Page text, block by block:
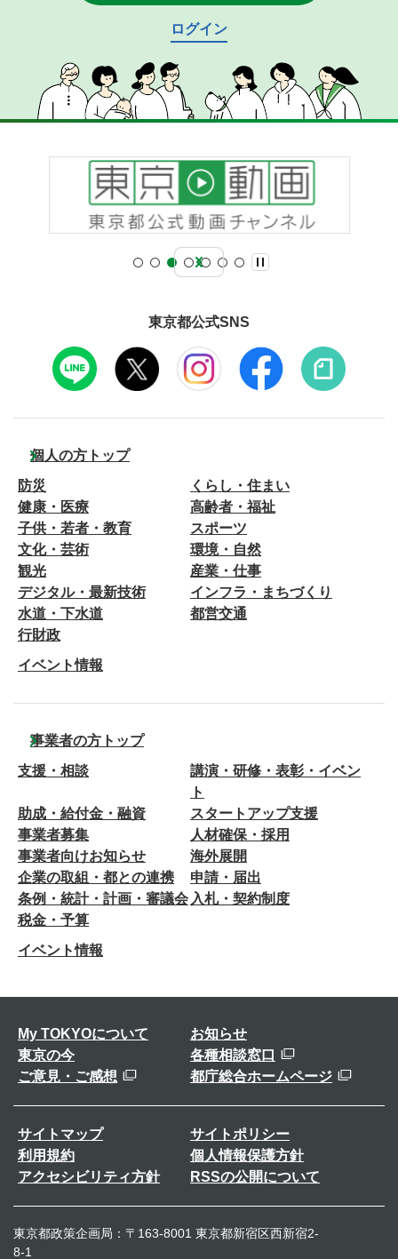
ログイン
東京都公式SNS
個人の方トップ
防災
くらし・住まい
健康・医療
高齢者・福祉
子供・若者・教育
スポーツ
文化・芸術
環境・自然
観光
産業・仕事
デジタル・最新技術
インフラ・まちづくり
水道・下水道
都営交通
行財政
イベント情報
事業者の方トップ
支援・相談
講演・研修・表彰・イベン
ト
助成・給付金・融資
スタートアップ支援
事業者募集
人材確保・採用
事業者向けお知らせ
海外展開
企業の取組・都との連携
申請・届出
条例・統計・計画・審議会 入札・契約制度
税金・予算
イベント情報
My TOKYOについて
お知らせ
東京の今
各種相談窓口
ご意見・ご感想
都庁総合ホームページ
サイトマップ
サイトポリシー
利用規約
個人情報保護方針
アクセシビリティ方針
RSSの公開について
東京都政策企画局：〒163-8001 東京都新宿区西新宿2-
8-1